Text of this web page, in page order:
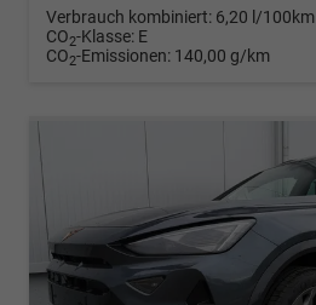
Verbrauch kombiniert: 6,20 l/100km
CO2-Klasse: E
CO2-Emissionen: 140,00 g/km